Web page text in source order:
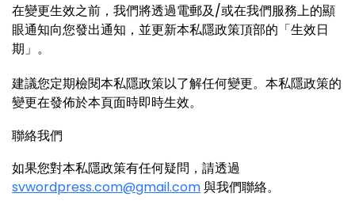
在變更生效之前，我們將透過電郵及/或在我們服務上的顯
眼通知向您發出通知，並更新本私隱政策頂部的「生效日
期」。
建議您定期檢閱本私隱政策以了解任何變更。本私隱政策的
變更在發佈於本頁面時即時生效。
聯絡我們
如果您對本私隱政策有任何疑問，請透過
svwordpress.com@gmail.com與我們聯絡。